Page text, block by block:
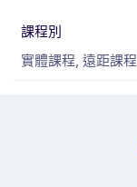
課程別
實體課程, 遠距課程